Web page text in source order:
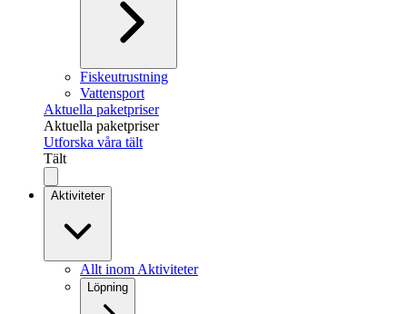
Fiskeutrustning
Vattensport
Aktuella paketpriser
Aktuella paketpriser
Utforska våra tält
Tält
Aktiviteter
Allt inom Aktiviteter
Löpning